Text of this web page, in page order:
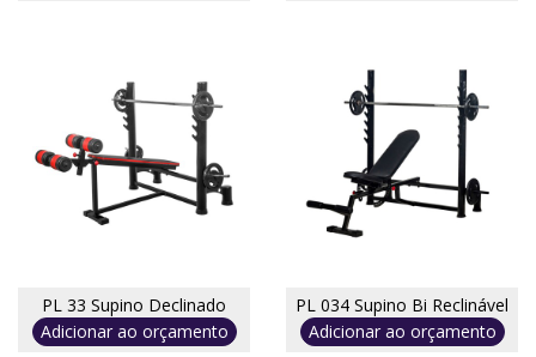
PL 33 Supino Declinado
Adicionar ao orçamento
PL 034 Supino Bi Reclinável
Adicionar ao orçamento